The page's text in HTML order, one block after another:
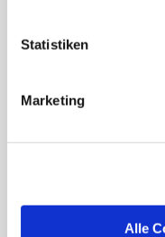
Statistiken
Marketing
Alle
Mit unserem
Stuttgart und